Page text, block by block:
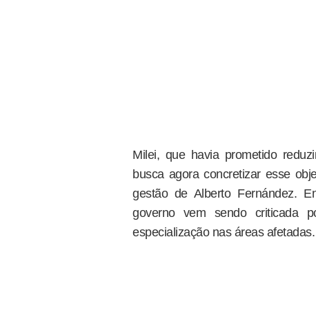
Milei, que havia prometido
busca agora concretizar esse
gestão de Alberto Fernández.
governo vem sendo criticada
especialização nas áreas afetadas.